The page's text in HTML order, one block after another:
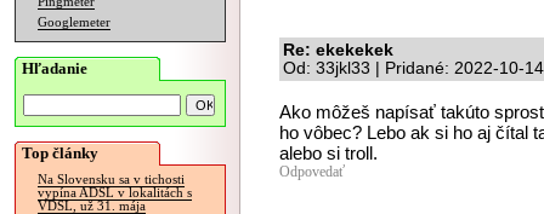
Googlemeter
Hľadanie
Top články
Na Slovensku sa v tichosti
vypína ADSL v lokalitách s
VDSL, už 31. mája
Re: ekekekek
Od: 33jkl33 | Pridané: 2022-10-
Ako môžeš napísať takúto
ho vôbec? Lebo ak si ho aj čítal
alebo si troll.
Odpovedať